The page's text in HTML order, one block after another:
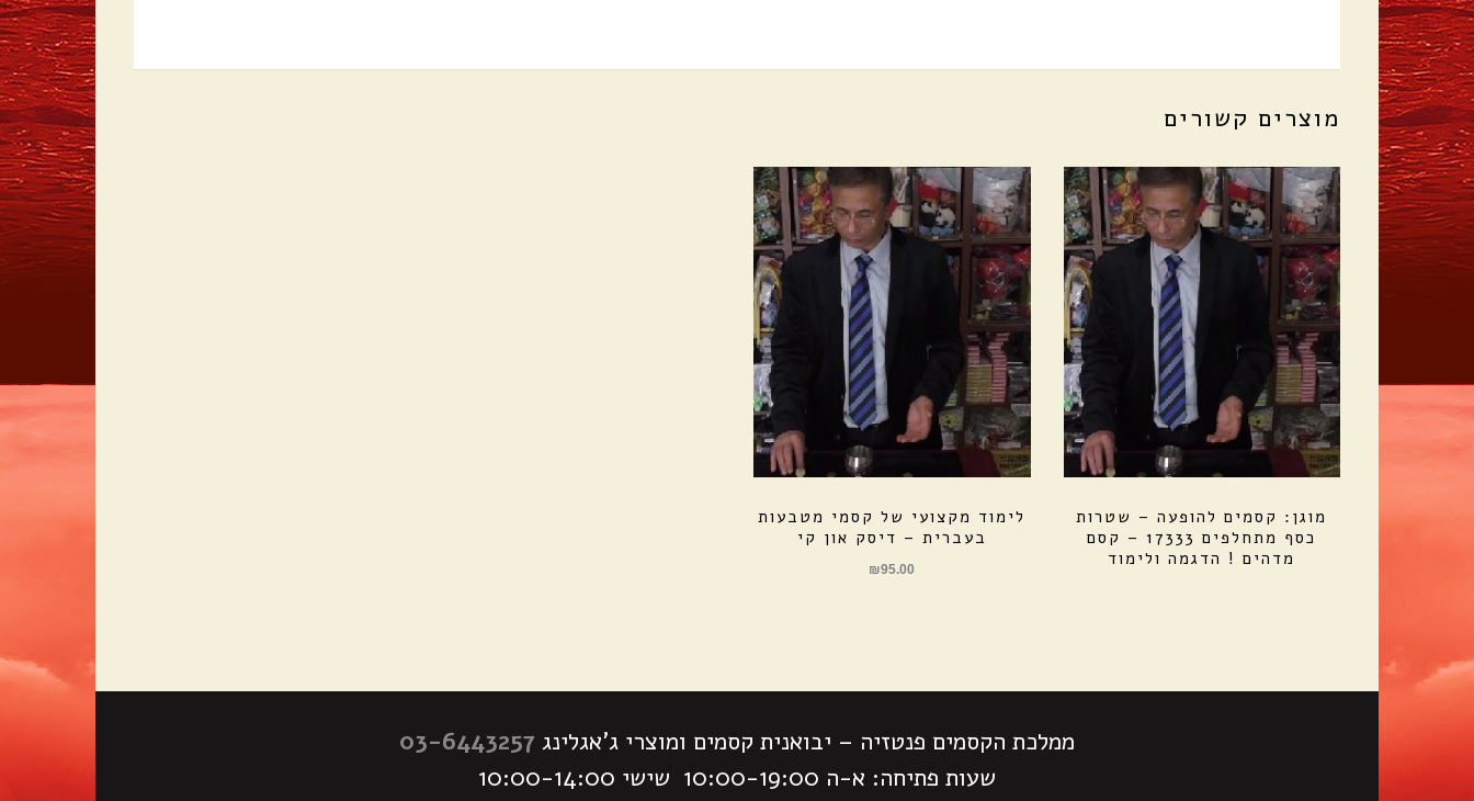
מוצרים קשורים
מוגן: קסמים להופעה – שטרות
כסף מתחלפים 17333 – קסם
מדהים ! הדגמה ולימוד
לימוד מקצועי של קסמי מטבעות
בעברית – דיסק און קי
₪95.00
ממלכת הקסמים פנטזיה – יבואנית קסמים ומוצרי ג'אגלינג 03-6443257
שעות פתיחה: א-ה 10:00-19:00 שישי 10:00-14:00